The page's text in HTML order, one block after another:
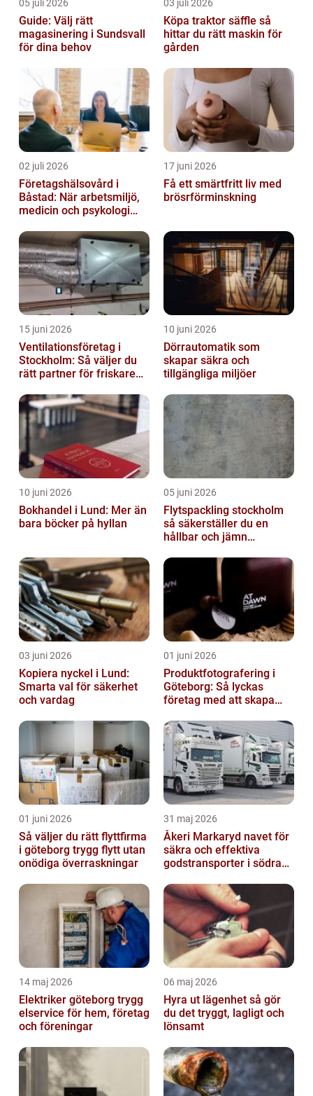
05 juli 2026
Guide: Välj rätt
magasinering i Sundsvall
för dina behov
03 juli 2026
Köpa traktor säffle så
hittar du rätt maskin för
gården
02 juli 2026
Företagshälsovård i
Båstad: När arbetsmiljö,
medicin och psykologi
17 juni 2026
Få ett smärtfritt liv med
brösrförminskning
15 juni 2026
Ventilationsföretag i
Stockholm: Så väljer du
rätt partner för friskare
10 juni 2026
Dörrautomatik som
skapar säkra och
tillgängliga miljöer
10 juni 2026
Bokhandel i Lund: Mer än
bara böcker på hyllan
05 juni 2026
Flytspackling stockholm
så säkerställer du en
hållbar och jämn
03 juni 2026
Kopiera nyckel i Lund:
Smarta val för säkerhet
och vardag
01 juni 2026
Produktfotografering i
Göteborg: Så lyckas
företag med att skapa
01 juni 2026
Så väljer du rätt flyttfirma
i göteborg trygg flytt utan
onödiga överraskningar
31 maj 2026
Åkeri Markaryd navet för
säkra och effektiva
godstransporter i södra
14 maj 2026
Elektriker göteborg trygg
elservice för hem, företag
och föreningar
06 maj 2026
Hyra ut lägenhet så gör
du det tryggt, lagligt och
lönsamt